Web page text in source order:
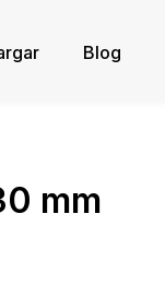
Blog
mm